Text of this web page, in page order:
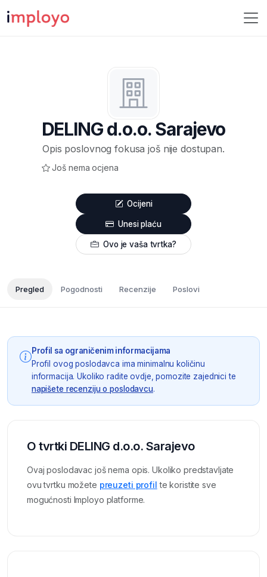
DELING d.o.o. Sarajevo
Opis poslovnog fokusa još nije dostupan.
Još nema ocjena
Ocijeni
Unesi plaću
Ovo je vaša tvrtka?
Pregled Pogodnosti Recenzije Poslovi
Profil sa ograničenim informacijama
Profil ovog poslodavca ima minimalnu količinu
informacija. Ukoliko radite ovdje, pomozite zajednici te
napišete recenziju o poslodavcu.
O tvrtki DELING d.o.o. Sarajevo
Ovaj poslodavac još nema opis. Ukoliko predstavljate
ovu tvrtku možete preuzeti profil te koristite sve
mogućnosti Imployo platforme.